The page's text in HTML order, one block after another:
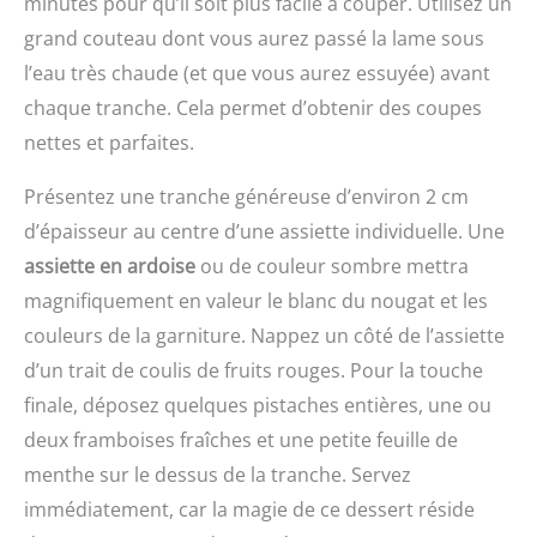
qui permet de fixer ou de
retirer facilement les
accessoires de mixage. Il
suffit de tourner et de
soulever le bol pour le
bol, le crochet et la tige,
de qualité alimentaire et
passent au lave-vaisselle
Utilisation polyvalente en
cuisine : des cuisines
domestiques aux
restaurants,
boulangeries, hôtels et
pizzerias, notre robot
pâtissier électrique fait
des merveilles dans
l’outil idéal pour
la mesure ; plage de
température : -50 ℃ ~
d'énergie : Fonction
d'arrêt automatique
automatiquement après
et il peut basculer entre
Celsius et Fahrenheit lors
de la mesure de la
température. Plusieurs
Méthodes de Stockage :
Les thermometre cuisson
à lecture instantanée ont
des trous de suspension,
qui peuvent être
facilement accrochés à
des crochets ou à des
cordes de cuisine ; le
thermomètre de cuisson
figurant sur l'emballage
cuisson souhaitée
AFFICHAGE CHANGEABLE
permet de lire clairement
les températures dans
l'obscurité ou lorsque la
fumée envahit l'air !
pivote automatiquement
en fonction de la façon
dont le thermomètre
numérique est tenu, ce
qui vous permet de lire
les chiffres dans
n'importe quelle
direction, ce qui est
pratique pour les
grand couteau dont vous aurez passé la lame sous
l’eau très chaude (et que vous aurez essuyée) avant
chaque tranche. Cela permet d’obtenir des coupes
nettes et parfaites.
Présentez une tranche généreuse d’environ 2 cm
d’épaisseur au centre d’une assiette individuelle. Une
assiette en ardoise ou de couleur sombre mettra
magnifiquement en valeur le blanc du nougat et les
couleurs de la garniture. Nappez un côté de l’assiette
d’un trait de coulis de fruits rouges. Pour la touche
finale, déposez quelques pistaches entières, une ou
deux framboises fraîches et une petite feuille de
menthe sur le dessus de la tranche. Servez
immédiatement, car la magie de ce dessert réside